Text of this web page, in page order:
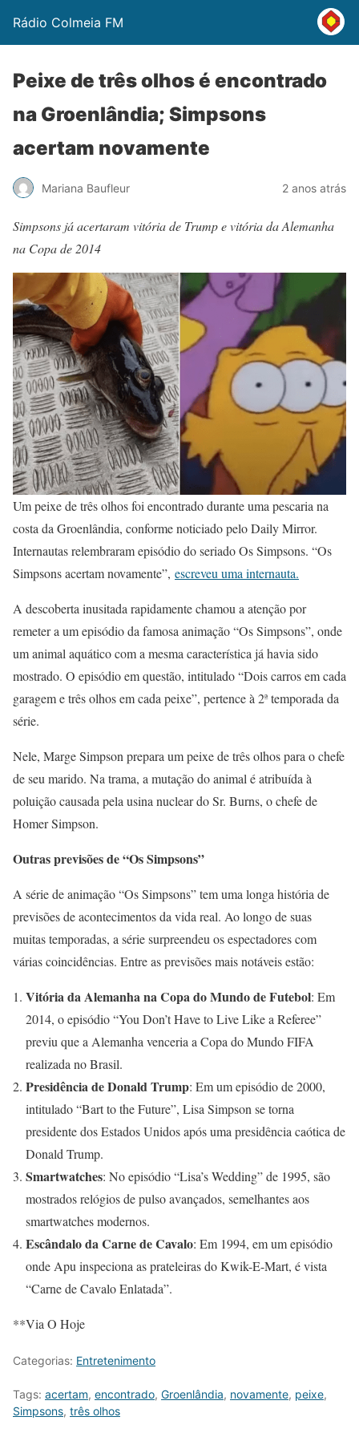
Rádio Colmeia FM
Peixe de três olhos é encontrado
na Groenlândia; Simpsons
acertam novamente
Mariana Baufleur 2 anos atrás
Simpsons já acertaram vitória de Trump e vitória da Alemanha
na Copa de 2014
Um peixe de três olhos foi encontrado durante uma pescaria na
costa da Groenlândia, conforme noticiado pelo Daily Mirror.
Internautas relembraram episódio do seriado Os Simpsons. “Os
Simpsons acertam novamente”, escreveu uma internauta.
A descoberta inusitada rapidamente chamou a atenção por
remeter a um episódio da famosa animação “Os Simpsons”, onde
um animal aquático com a mesma característica já havia sido
mostrado. O episódio em questão, intitulado “Dois carros em cada
garagem e três olhos em cada peixe”, pertence à 2ª temporada da
série.
Nele, Marge Simpson prepara um peixe de três olhos para o chefe
de seu marido. Na trama, a mutação do animal é atribuída à
poluição causada pela usina nuclear do Sr. Burns, o chefe de
Homer Simpson.
Outras previsões de “Os Simpsons”
A série de animação “Os Simpsons” tem uma longa história de
previsões de acontecimentos da vida real. Ao longo de suas
muitas temporadas, a série surpreendeu os espectadores com
várias coincidências. Entre as previsões mais notáveis estão:
Vitória da Alemanha na Copa do Mundo de Futebol: Em
2014, o episódio “You Don’t Have to Live Like a Referee”
previu que a Alemanha venceria a Copa do Mundo FIFA
realizada no Brasil.
Presidência de Donald Trump: Em um episódio de 2000,
intitulado “Bart to the Future”, Lisa Simpson se torna
presidente dos Estados Unidos após uma presidência caótica de
Donald Trump.
Smartwatches: No episódio “Lisa’s Wedding” de 1995, são
mostrados relógios de pulso avançados, semelhantes aos
smartwatches modernos.
Escândalo da Carne de Cavalo: Em 1994, em um episódio
onde Apu inspeciona as prateleiras do Kwik-E-Mart, é vista
“Carne de Cavalo Enlatada”.
**Via O Hoje
Categorias: Entretenimento
Tags: acertam, encontrado, Groenlândia, novamente, peixe,
Simpsons, três olhos